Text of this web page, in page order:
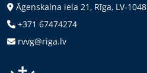
Āgenskalna iela 21, Rīga, LV-1048
+371 67474274
rvvg@riga.lv